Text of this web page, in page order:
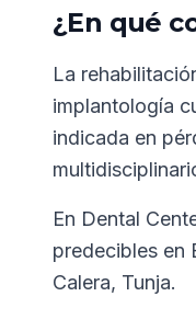
¿En qué
La
implantología
indicada en
En Dental
predecibles en
Calera, Tunja.